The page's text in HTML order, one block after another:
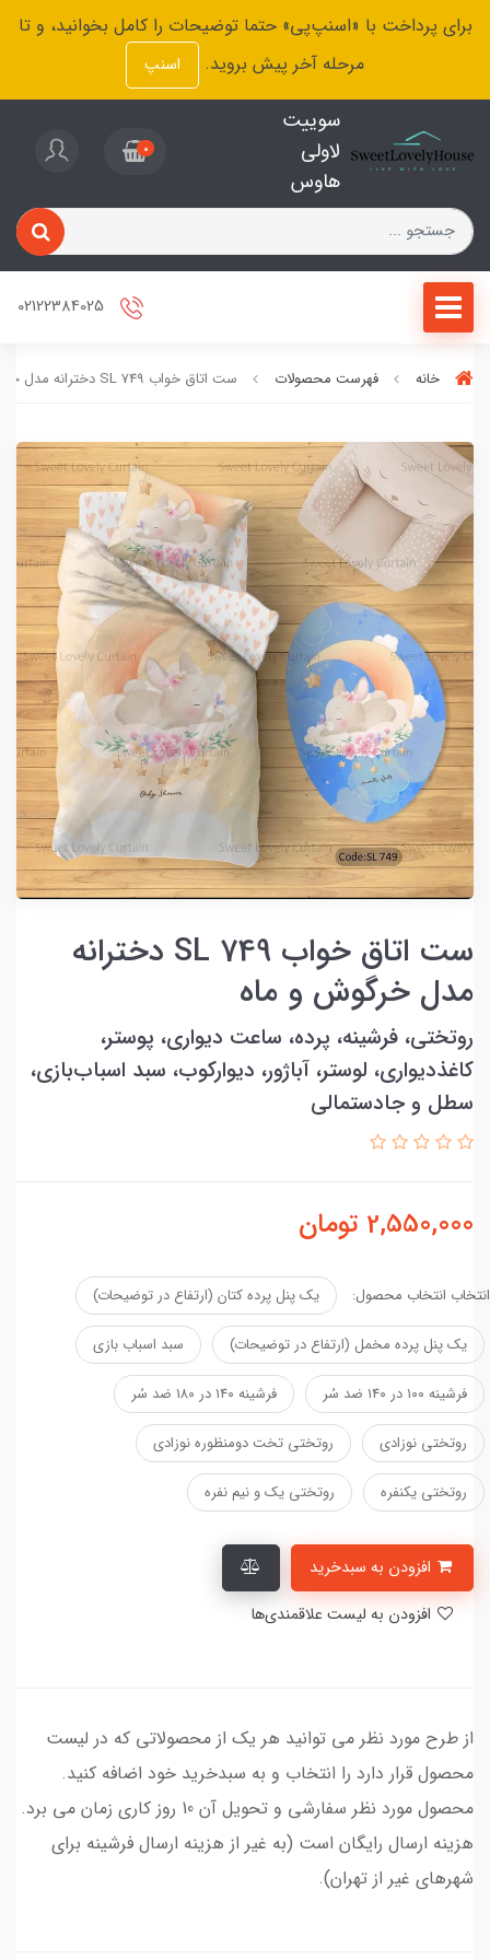
برای پرداخت با «اسنپ‌پی» حتما توضیحات را کامل بخوانید، و تا
مرحله آخر پیش بروید.
اسنپ
سوییت
لاولی
هاوس
0
خانه فهرست محصولات ست اتاق خواب SL 749 دخترانه مدل خرگوش و ماه
ست اتاق خواب SL 749 دخترانه
مدل خرگوش و ماه
روتختی، فرشینه، پرده، ساعت دیواری، پوستر،
کاغذدیواری، لوستر، آباژور، دیوارکوب، سبد اسباب‌بازی،
سطل و جادستمالی
2,550,000 تومان
انتخاب انتخاب محصول: یک پنل پرده کتان (ارتفاع در توضیحات)
یک پنل پرده مخمل (ارتفاع در توضیحات) سبد اسباب بازی
فرشینه ۱۰۰ در ۱۴۰ ضد سُر فرشینه ۱۴۰ در ۱۸۰ ضد سُر
روتختی نوزادی روتختی تخت دومنظوره نوزادی
روتختی یکنفره روتختی یک و نیم نفره
از طرح مورد نظر می توانید هر یک از محصولاتی که در لیست
محصول قرار دارد را انتخاب و به سبدخرید خود اضافه کنید.
محصول مورد نظر سفارشی و تحویل آن 10 روز کاری زمان می برد.
هزینه ارسال رایگان است (به غیر از هزینه ارسال فرشینه برای
شهرهای غیر از تهران).